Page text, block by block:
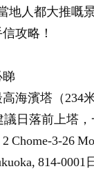
地人都大推嘅
攻略！
海濱塔（234
議日落前上塔
Chome-3-26
814-0001